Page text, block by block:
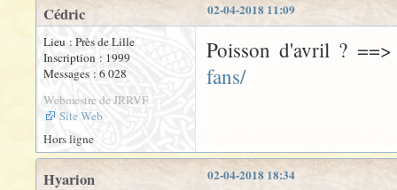
02-04-2018 11:09
Cédric
Lieu : Près de Lille
Inscription : 1999
Messages : 6 028
Webmestre de JRRVF
Site Web
Poisson d'avril ?
fans/
Hors ligne
02-04-2018 18:34
Hyarion